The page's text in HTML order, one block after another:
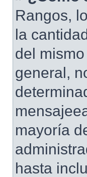
Rangos,
la
del
general,
mayoría
hasta